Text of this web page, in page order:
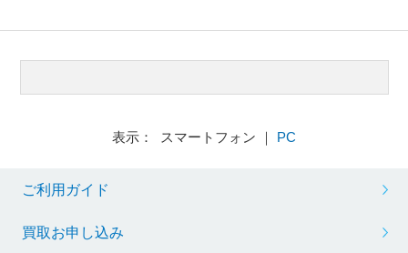
表示： スマートフォン ｜ PC
ご利用ガイド
買取お申し込み